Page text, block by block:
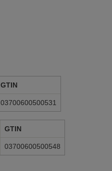
GTIN
03700600500531
GTIN
03700600500548